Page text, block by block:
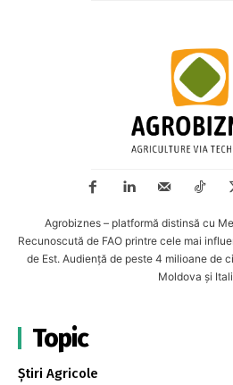
Agrobiznes – platformă distinsă cu
Recunoscută de FAO printre cele mai
de Est. Audiență de peste 4 milioane de
Moldova și
Topic
Știri Agricole